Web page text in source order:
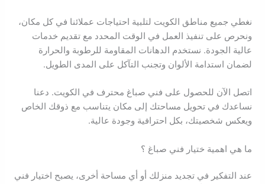
نغطي جميع مناطق الكويت لتلبية احتياجات عملائنا في كل مكان،
ونحرص على تنفيذ العمل في الوقت المحدد مع تقديم خدمات
عالية الجودة. نستخدم الدهانات المقاومة للرطوبة والحرارة
لضمان استدامة الألوان وتجنب التآكل على المدى الطويل.
اتصل الآن للحصول على فني صباغ محترف في الكويت. دعنا
نساعدك في تحويل مساحتك إلى مكان يتناسب مع ذوقك الخاص
ويعكس شخصيتك، بكل احترافية وجودة عالية.
ما هي اهمية ختيار فني صباغ ؟
عند التفكير في تجديد منزلك أو أي مساحة أخرى، يصبح اختيار فني